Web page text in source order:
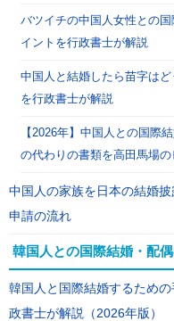
バツイチの中国人女性との
イントを行政書士が解説
中国人と結婚したら苗字は
を行政書士が解説
【2026年】中国人との国際
の代わりの書類を高田馬場
中国人の家族を日本の結婚
申請の流れ
韓国人との国際結婚・配
韓国人と国際結婚するため
政書士が解説（2026年版）